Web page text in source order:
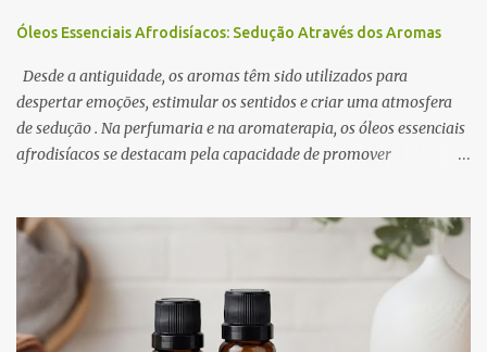
Óleos Essenciais Afrodisíacos: Sedução Através dos Aromas
Desde a antiguidade, os aromas têm sido utilizados para
despertar emoções, estimular os sentidos e criar uma atmosfera
de sedução . Na perfumaria e na aromaterapia, os óleos essenciais
afrodisíacos se destacam pela capacidade de promover
olfativo e o sistema límbico , a região do cérebro responsável pelas
emoções e pelo comportamento. Determinados aromas são
capazes de influenciar a produção de neurotransmissores como a
dopamina e a serotonina, favorecendo a atração e o prazer
sensorial . Neste artigo, exploramos os óleos essenciais